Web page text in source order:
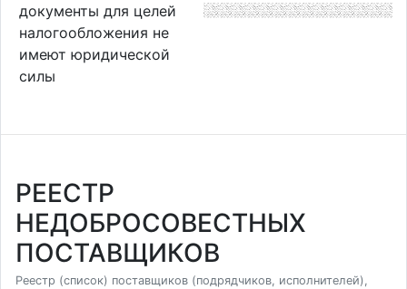
документы для целей
налогообложения не
имеют юридической
силы
РЕЕСТР
НЕДОБРОСОВЕСТНЫХ
ПОСТАВЩИКОВ
Реестр (список) поставщиков (подрядчиков, исполнителей),